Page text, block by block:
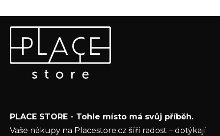
Odebírat newsletter
Vložte svůj e-mail a my vám budeme zasílat informace o
nových produktech na našem e-shopu.
ochrany osobních údajů
PLACE STORE - Tohle místo má svůj příběh.
Vaše nákupy na Placestore.cz šíří radost – dotýkají